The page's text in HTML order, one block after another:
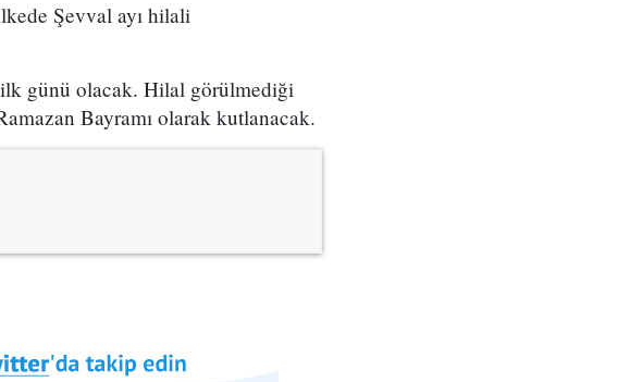
Şevval ayı hilali
ilk günü olacak. Hilal görülmediği
Bayramı olarak kutlanacak.